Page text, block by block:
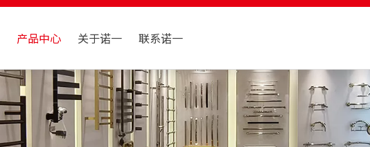
产品中心 关于诺一 联系诺一